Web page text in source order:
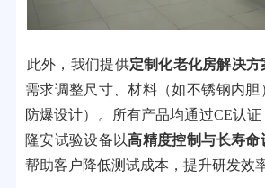
此外，我们提供定制化老化房解决方
需求调整尺寸、材料（如不锈钢内胆
防爆设计）。所有产品均通过CE认证
隆安试验设备以高精度控制与长寿命
帮助客户降低测试成本，提升研发效率